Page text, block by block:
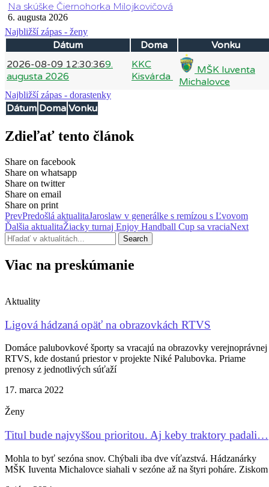
Na skúške Čiernohorka Milojkovičová
6. augusta 2026
Najbližší zápas - ženy
Dátum Doma
Vonku
2026-08-09 12:30:369.
augusta 2026
KKC
Kisvárda
MŠK Iuventa
Michalovce
Najbližší zápas - dorastenky
Dátum Doma Vonku
Zdieľať tento článok
Share on facebook
Share on whatsapp
Share on twitter
Share on email
Share on print
PrevPredošlá aktualitaJaroslaw v generálke s remízou s Ľvovom
Ďalšia aktualitaŽiacky turnaj Enjoy Handball Cup sa vraciaNext
Search
Viac na preskúmanie
Aktuality
Ligová hádzaná opäť na obrazovkách RTVS
Domáce palubovkové športy sa vracajú na obrazovky verejnoprávnej
RTVS, kde dostanú priestor v projekte Niké Palubovka. Priame
prenosy z jednotlivých súťaží
17. marca 2022
Ženy
Titul bude najvyššou prioritou. Aj keby traktory padali…
Mohla to byť sezóna snov. Chýbali iba dve víťazstvá. Hádzanárky
MŠK Iuventa Michalovce siahali v sezóne až na štyri poháre. Ziskom